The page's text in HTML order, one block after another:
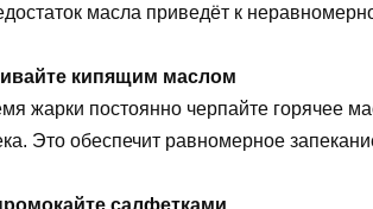
масла приведёт к
кипящим маслом
жарки постоянно черпайте горячее
Это обеспечит равномерное